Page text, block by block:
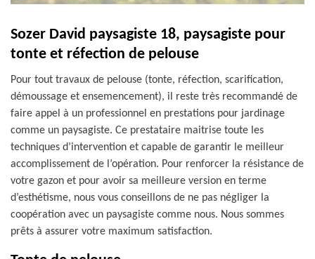
Sozer David paysagiste 18, paysagiste pour
tonte et réfection de pelouse
Pour tout travaux de pelouse (tonte, réfection, scarification,
démoussage et ensemencement), il reste très recommandé de
faire appel à un professionnel en prestations pour jardinage
comme un paysagiste. Ce prestataire maitrise toute les
techniques d’intervention et capable de garantir le meilleur
accomplissement de l’opération. Pour renforcer la résistance de
votre gazon et pour avoir sa meilleure version en terme
d’esthétisme, nous vous conseillons de ne pas négliger la
coopération avec un paysagiste comme nous. Nous sommes
prêts à assurer votre maximum satisfaction.